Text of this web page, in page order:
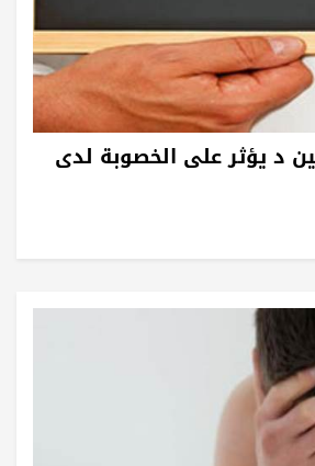
د يؤثر على الخصوبة لدى